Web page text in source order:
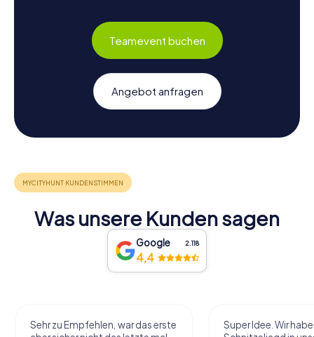
Teamevent buchen
Angebot anfragen
Was unsere Kunden sagen
Google 2.118
4,4
Sehr zu Empfehlen, war das erste
Super Idee. Wir